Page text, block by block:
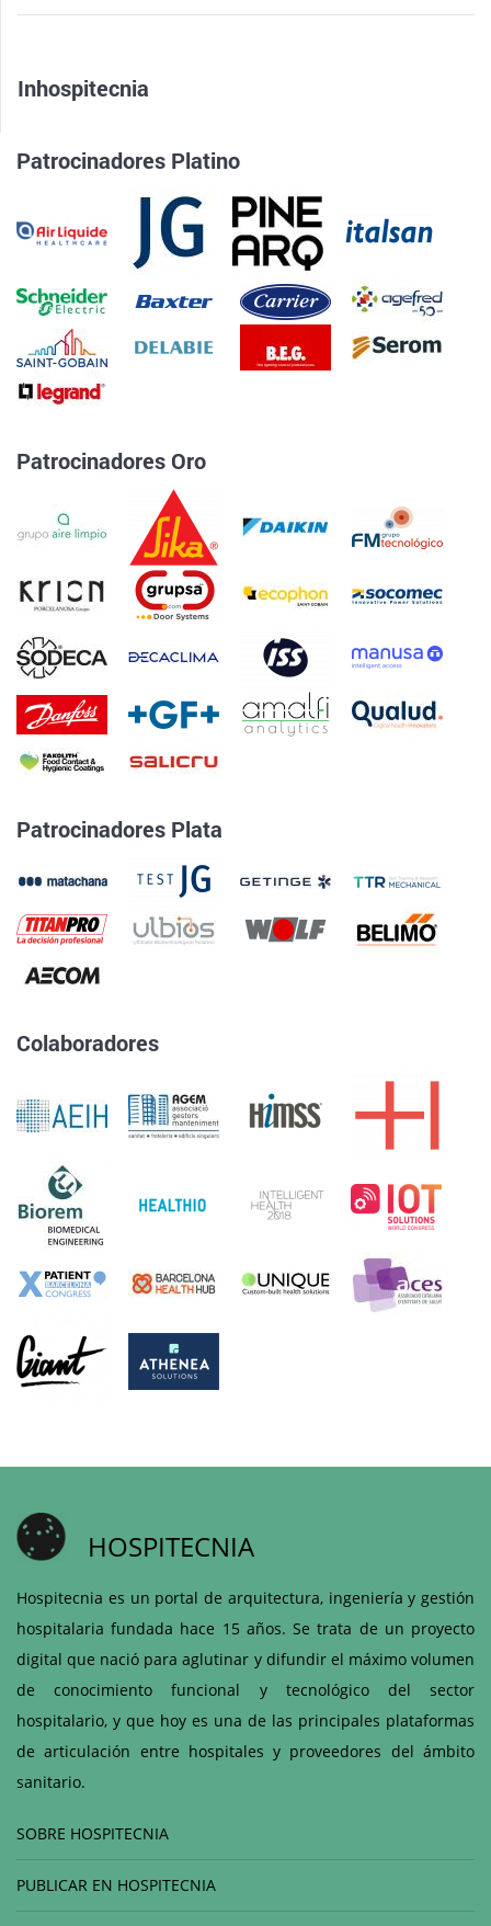
Inhospitecnia
Patrocinadores Platino
Patrocinadores Oro
Patrocinadores Plata
Colaboradores
HOSPITECNIA
Hospitecnia es un portal de arquitectura, ingeniería y gestión
hospitalaria fundada hace 15 años. Se trata de un proyecto
digital que nació para aglutinar y difundir el máximo volumen
de conocimiento funcional y tecnológico del sector
hospitalario, y que hoy es una de las principales plataformas
de articulación entre hospitales y proveedores del ámbito
sanitario.
SOBRE HOSPITECNIA
PUBLICAR EN HOSPITECNIA